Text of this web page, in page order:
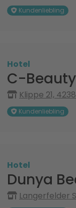
Kundenliebling
Hotel
C-
Klippe 21,
Kundenliebling
Hotel
Dunya
Langerfelder